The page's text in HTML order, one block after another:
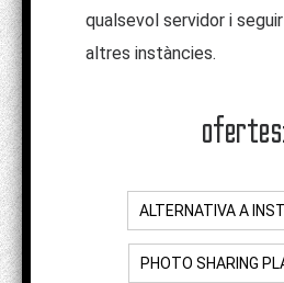
qualsevol servidor i
altres instàncies.
ALTERNATIVA A
PHOTO SHARING